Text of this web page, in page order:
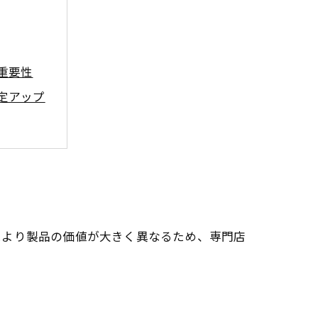
要性
アップ
用法
り製品の価値が大きく異なるため、専門店